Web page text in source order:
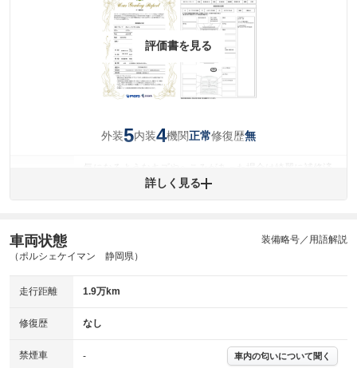
評価書を見る
外装5内装4機関正常修復歴無
みですが、 小さなキズやヘコミが残っている場合もありま
内装
(内装状態)
下さい。
詳しく見る
車両状態
（ポルシェケイマン 静岡県）
装備略号／用語解説
走行距離 1.9万km
修復歴 なし
禁煙車 - 車内の匂いについて聞く